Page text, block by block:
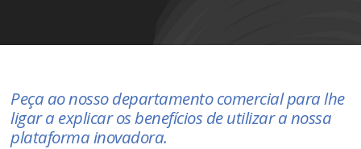
Peça ao nosso departamento comercial para lhe
ligar a explicar os benefícios de utilizar a nossa
plataforma inovadora.